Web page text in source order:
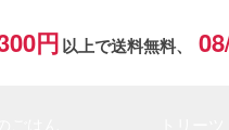
円以上で送料無料、